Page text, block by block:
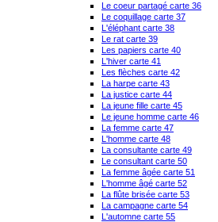
Le coeur partagé carte 36
Le coquillage carte 37
L'éléphant carte 38
Le rat carte 39
Les papiers carte 40
L'hiver carte 41
Les flèches carte 42
La harpe carte 43
La justice carte 44
La jeune fille carte 45
Le jeune homme carte 46
La femme carte 47
L'homme carte 48
La consultante carte 49
Le consultant carte 50
La femme âgée carte 51
L'homme âgé carte 52
La flûte brisée carte 53
La campagne carte 54
L'automne carte 55